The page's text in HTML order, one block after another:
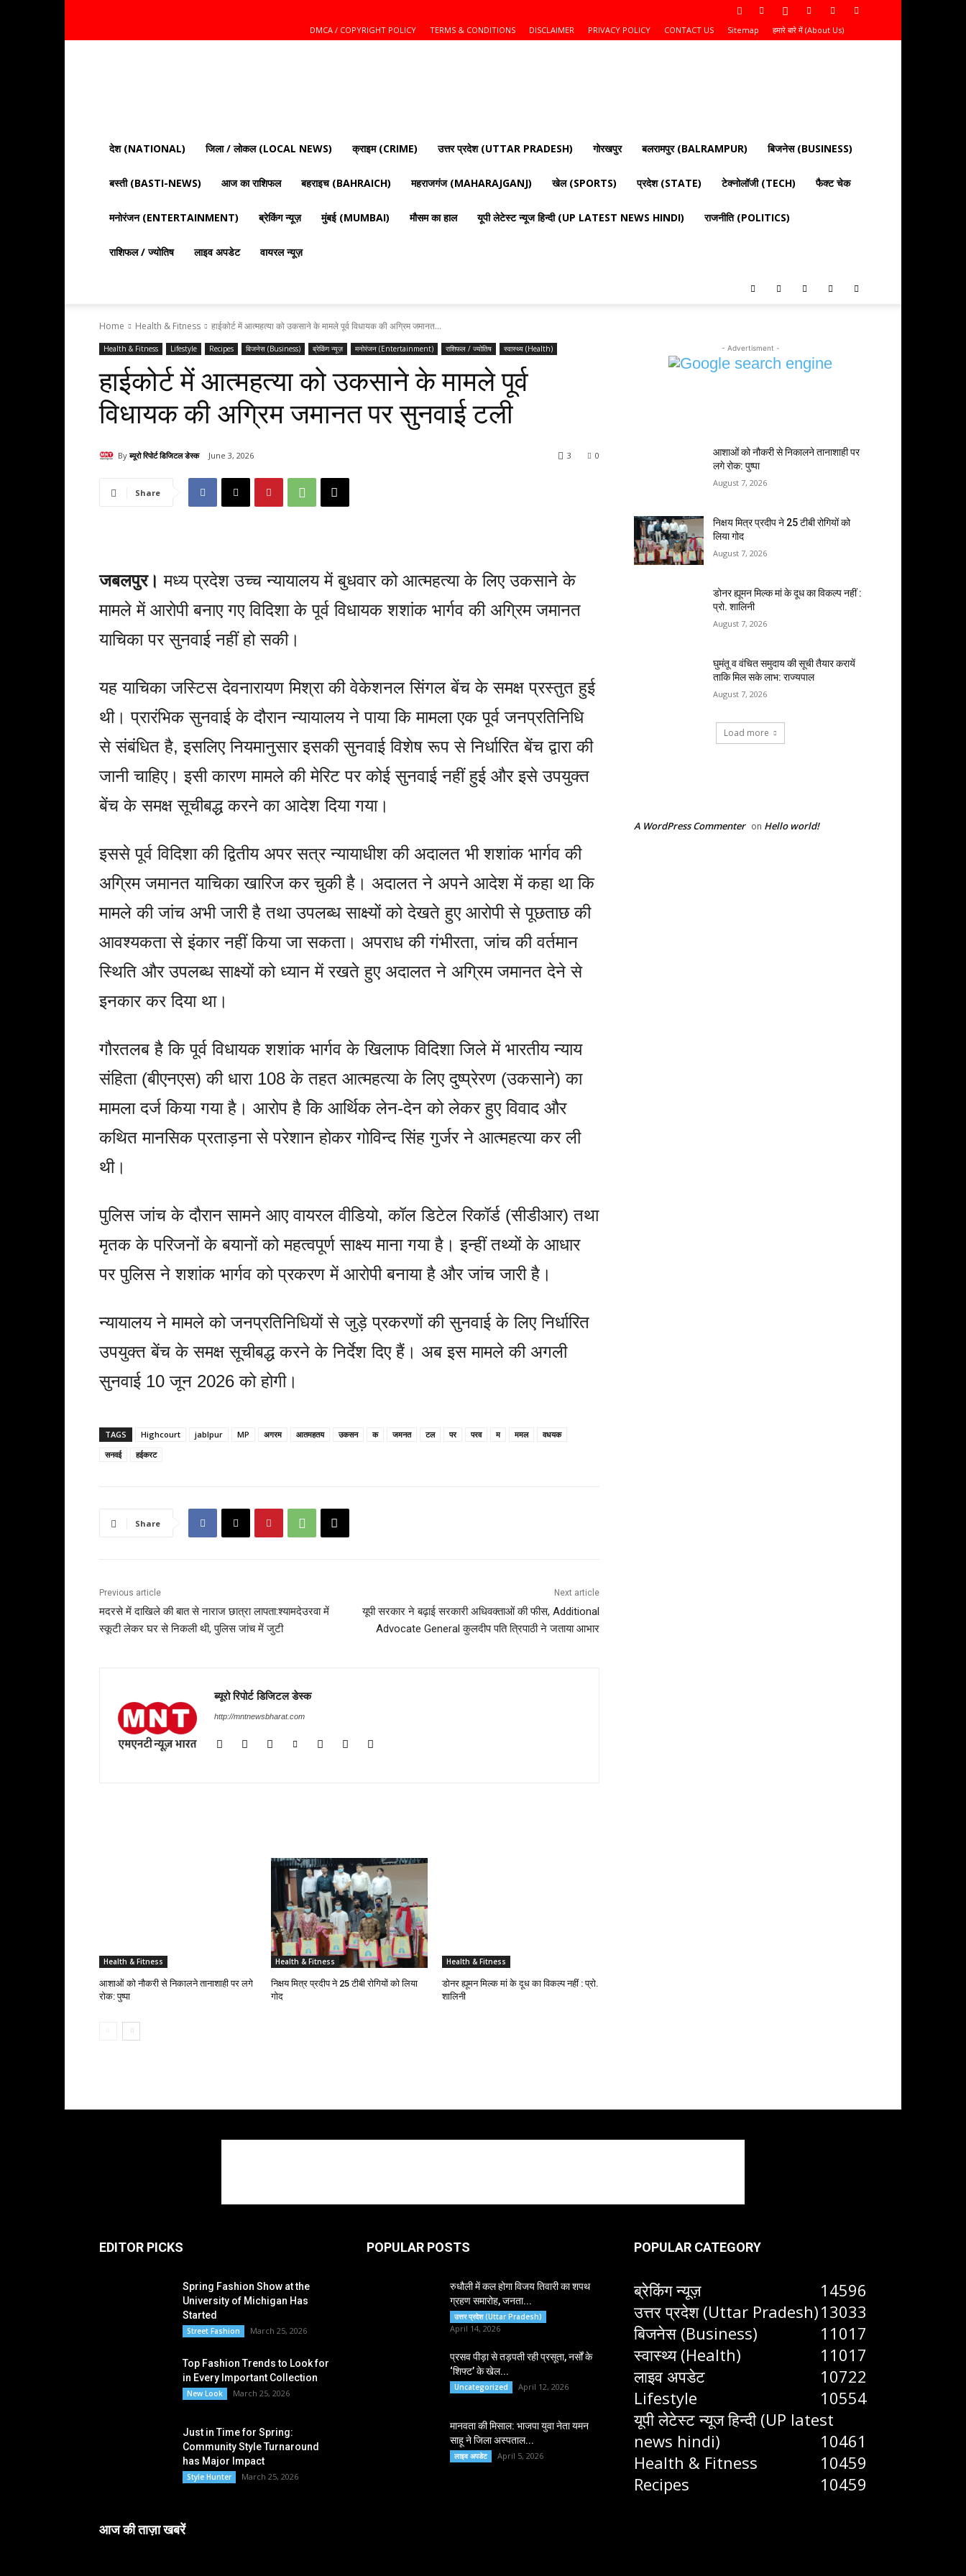
DMCA / COPYRIGHT POLICY TERMS & CONDITIONS DISCLAIMER PRIVACY POLICY CONTACT US Sitemap हमारे बारे में (About Us)
की
ताज़ा
राजनीति,
और
दुनिया
की
देश (NATIONAL) जिला / लोकल (LOCAL NEWS) क्राइम (CRIME) उत्तर प्रदेश (UTTAR PRADESH) गोरखपुर बलरामपुर (BALRAMPUR) बिजनेस (BUSINESS)
बस्ती (BASTI-NEWS) आज का राशिफल बहराइच (BAHRAICH) महराजगंज (MAHARAJGANJ) खेल (SPORTS) प्रदेश (STATE) टेक्नोलॉजी (TECH) फैक्ट चेक
मनोरंजन (ENTERTAINMENT) ब्रेकिंग न्यूज़ मुंबई (MUMBAI) मौसम का हाल यूपी लेटेस्ट न्यूज हिन्दी (UP LATEST NEWS HINDI) राजनीति (POLITICS)
राशिफल / ज्योतिष लाइव अपडेट वायरल न्यूज़
Home Health & Fitness हाईकोर्ट में आत्महत्या को उकसाने के मामले पूर्व विधायक की अग्रिम जमानत...
Health & Fitness Lifestyle Recipes बिजनेस (Business) ब्रेकिंग न्यूज़ मनोरंजन (Entertainment) राशिफल / ज्योतिष स्वास्थ्य (Health)
हाईकोर्ट में आत्महत्या को उकसाने के मामले पूर्व
विधायक की अग्रिम जमानत पर सुनवाई टली
By ब्यूरो रिपोर्ट डिजिटल डेस्क June 3, 2026 0
3
Share
जबलपुर। मध्य प्रदेश उच्च न्यायालय में बुधवार को आत्महत्या के लिए उकसाने के
मामले में आरोपी बनाए गए विदिशा के पूर्व विधायक शशांक भार्गव की अग्रिम जमानत
याचिका पर सुनवाई नहीं हो सकी।
यह याचिका जस्टिस देवनारायण मिश्रा की वेकेशनल सिंगल बेंच के समक्ष प्रस्तुत हुई
थी। प्रारंभिक सुनवाई के दौरान न्यायालय ने पाया कि मामला एक पूर्व जनप्रतिनिधि
से संबंधित है, इसलिए नियमानुसार इसकी सुनवाई विशेष रूप से निर्धारित बेंच द्वारा की
जानी चाहिए। इसी कारण मामले की मेरिट पर कोई सुनवाई नहीं हुई और इसे उपयुक्त
बेंच के समक्ष सूचीबद्ध करने का आदेश दिया गया।
इससे पूर्व विदिशा की द्वितीय अपर सत्र न्यायाधीश की अदालत भी शशांक भार्गव की
अग्रिम जमानत याचिका खारिज कर चुकी है। अदालत ने अपने आदेश में कहा था कि
मामले की जांच अभी जारी है तथा उपलब्ध साक्ष्यों को देखते हुए आरोपी से पूछताछ की
आवश्यकता से इंकार नहीं किया जा सकता। अपराध की गंभीरता, जांच की वर्तमान
स्थिति और उपलब्ध साक्ष्यों को ध्यान में रखते हुए अदालत ने अग्रिम जमानत देने से
इनकार कर दिया था।
गौरतलब है कि पूर्व विधायक शशांक भार्गव के खिलाफ विदिशा जिले में भारतीय न्याय
संहिता (बीएनएस) की धारा 108 के तहत आत्महत्या के लिए दुष्प्रेरण (उकसाने) का
मामला दर्ज किया गया है। आरोप है कि आर्थिक लेन-देन को लेकर हुए विवाद और
कथित मानसिक प्रताड़ना से परेशान होकर गोविन्द सिंह गुर्जर ने आत्महत्या कर ली
थी।
पुलिस जांच के दौरान सामने आए वायरल वीडियो, कॉल डिटेल रिकॉर्ड (सीडीआर) तथा
मृतक के परिजनों के बयानों को महत्वपूर्ण साक्ष्य माना गया है। इन्हीं तथ्यों के आधार
पर पुलिस ने शशांक भार्गव को प्रकरण में आरोपी बनाया है और जांच जारी है।
न्यायालय ने मामले को जनप्रतिनिधियों से जुड़े प्रकरणों की सुनवाई के लिए निर्धारित
उपयुक्त बेंच के समक्ष सूचीबद्ध करने के निर्देश दिए हैं। अब इस मामले की अगली
सुनवाई 10 जून 2026 को होगी।
TAGS Highcourt jablpur MP अगरम आतमहतय उकसन क जमनत टल पर परव म ममल
वधयक
सनवई
हईकरट
Share
Previous article
मदरसे में दाखिले की बात से नाराज छात्रा लापता:श्यामदेउरवा में
स्कूटी लेकर घर से निकली थी, पुलिस जांच में जुटी
Next article
यूपी सरकार ने बढ़ाई सरकारी अधिवक्ताओं की फीस, Additional
Advocate General कुलदीप पति त्रिपाठी ने जताया आभार
ब्यूरो रिपोर्ट डिजिटल डेस्क
http://mntnewsbharat.com
Health & Fitness
आशाओं को नौकरी से निकालने तानाशाही पर लगे
रोक: पुष्पा
Health & Fitness
निक्षय मित्र प्रदीप ने 25 टीबी रोगियों को लिया
गोद
Health & Fitness
डोनर ह्यूमन मिल्क मां के दूध का विकल्प नहीं : प्रो.
शालिनी
- Advertisment -
आशाओं को नौकरी से निकालने तानाशाही पर
लगे रोक: पुष्पा
August 7, 2026
निक्षय मित्र प्रदीप ने 25 टीबी रोगियों को
लिया गोद
August 7, 2026
डोनर ह्यूमन मिल्क मां के दूध का विकल्प नहीं :
प्रो. शालिनी
August 7, 2026
घुमंतू व वंचित समुदाय की सूची तैयार करायें
ताकि मिल सके लाभ: राज्यपाल
August 7, 2026
Load more
A WordPress Commenter on Hello world!
EDITOR PICKS
Spring Fashion Show at the
University of Michigan Has
Started
Street Fashion March 25, 2026
Top Fashion Trends to Look for
in Every Important Collection
New Look March 25, 2026
Just in Time for Spring:
Community Style Turnaround
has Major Impact
Style Hunter March 25, 2026
आज की ताज़ा खबरें
POPULAR POSTS
रुधौली में कल होगा विजय तिवारी का शपथ
ग्रहण समारोह, जनता...
उत्तर प्रदेश (Uttar Pradesh)
April 14, 2026
प्रसव पीड़ा से तड़पती रही प्रसूता, नर्सों के
‘शिफ्ट’ के खेल...
Uncategorized April 12, 2026
मानवता की मिसाल: भाजपा युवा नेता यमन
साहू ने जिला अस्पताल...
लाइव अपडेट April 5, 2026
POPULAR CATEGORY
ब्रेकिंग न्यूज़
14596
उत्तर प्रदेश (Uttar Pradesh)13033
बिजनेस (Business)
11017
स्वास्थ्य (Health)
11017
लाइव अपडेट
10722
Lifestyle
10554
यूपी लेटेस्ट न्यूज हिन्दी (UP latest
news hindi)
10461
Health & Fitness
10459
Recipes
10459